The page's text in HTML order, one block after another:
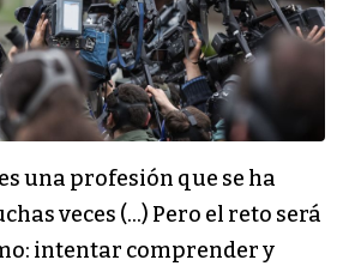
una profesión que se ha
veces (…) Pero el reto será
intentar comprender y